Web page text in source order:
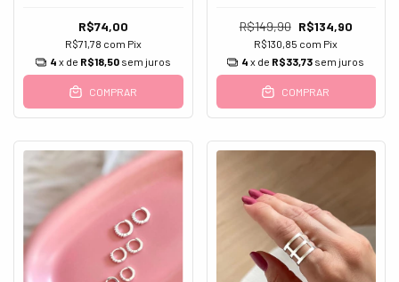
R$74,00
R$71,78 com Pix
4 x de R$18,50 sem juros
COMPRAR
R$149,90 R$134,90
R$130,85 com Pix
4 x de R$33,73 sem juros
COMPRAR